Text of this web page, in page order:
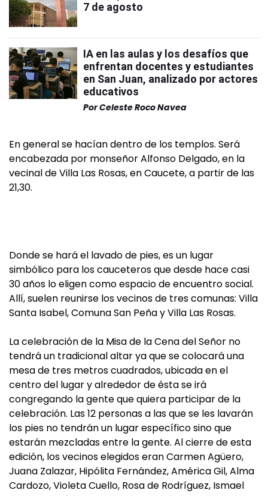
7 de agosto
IA en las aulas y los desafíos que
enfrentan docentes y estudiantes
en San Juan, analizado por actores
educativos
PorCeleste Roco Navea
En general se hacían dentro de los templos. Será
encabezada por monseñor Alfonso Delgado, en la
vecinal de Villa Las Rosas, en Caucete, a partir de las
21,30.
Donde se hará el lavado de pies, es un lugar
simbólico para los cauceteros que desde hace casi
30 años lo eligen como espacio de encuentro social.
Allí, suelen reunirse los vecinos de tres comunas: Villa
Santa Isabel, Comuna San Peña y Villa Las Rosas.
La celebración de la Misa de la Cena del Señor no
tendrá un tradicional altar ya que se colocará una
mesa de tres metros cuadrados, ubicada en el
centro del lugar y alrededor de ésta se irá
congregando la gente que quiera participar de la
celebración. Las 12 personas a las que se les lavarán
los pies no tendrán un lugar específico sino que
estarán mezcladas entre la gente. Al cierre de esta
edición, los vecinos elegidos eran Carmen Agüero,
Juana Zalazar, Hipólita Fernández, América Gil, Alma
Cardozo, Violeta Cuello, Rosa de Rodríguez, Ismael